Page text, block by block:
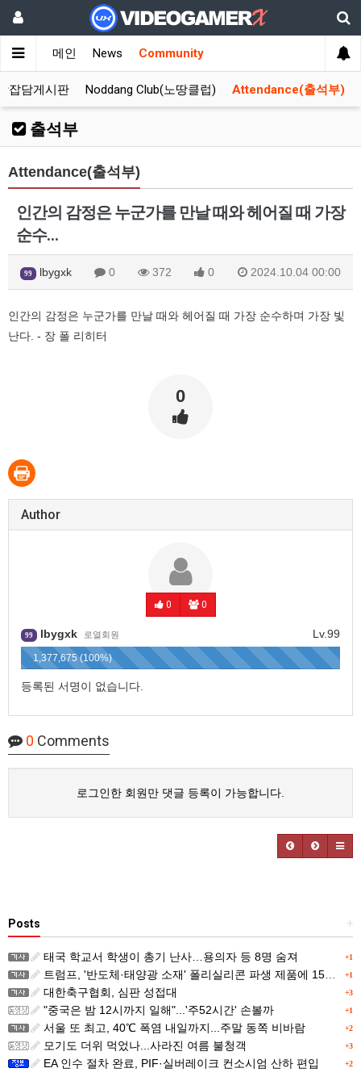
메인 News Community
잡담게시판 Noddang Club(노땅클럽) Attendance(출석부)
출석부
Attendance(출석부)
인간의 감정은 누군가를 만날 때와 헤어질 때 가장
순수…
99 lbygxk 0 372 0 2024.10.04 00:00
인간의 감정은 누군가를 만날 때와 헤어질 때 가장 순수하며 가장 빛
난다. - 장 폴 리히터
0
Author
0 0
Lv.99
99 lbygxk 로열회원
1,377,675 (100%)
등록된 서명이 없습니다.
0 Comments
로그인한 회원만 댓글 등록이 가능합니다.
+
Posts
+1
태국 학교서 학생이 총기 난사…용의자 등 8명 숨져
+1
트럼프, '반도체·태양광 소재' 폴리실리콘 파생 제품에 15% 관세...한국 기업도 영향
+3
대한축구협회, 심판 성접대
+1
"중국은 밤 12시까지 일해"...'주52시간' 손볼까
+2
서울 또 최고, 40℃ 폭염 내일까지...주말 동쪽 비바람
+3
모기도 더위 먹었나...사라진 여름 불청객
+2
EA 인수 절차 완료, PIF·실버레이크 컨소시엄 산하 편입